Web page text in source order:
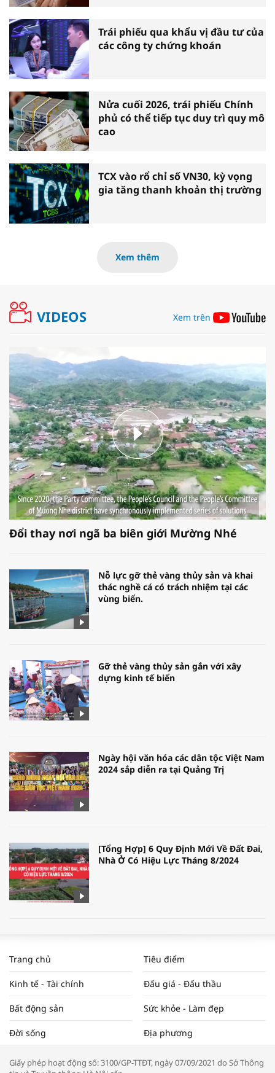
Trái phiếu qua khẩu vị đầu tư của
các công ty chứng khoán
Nửa cuối 2026, trái phiếu Chính
phủ có thể tiếp tục duy trì quy mô
cao
TCX vào rổ chỉ số VN30, kỳ vọng
gia tăng thanh khoản thị trường
Xem thêm
VIDEOS Xem trên
Đổi thay nơi ngã ba biên giới Mường Nhé
Nỗ lực gỡ thẻ vàng thủy sản và khai
thác nghề cá có trách nhiệm tại các
vùng biển.
Gỡ thẻ vàng thủy sản gắn với xây
dựng kinh tế biển
Ngày hội văn hóa các dân tộc Việt Nam
2024 sắp diễn ra tại Quảng Trị
[Tổng Hợp] 6 Quy Định Mới Về Đất Đai,
Nhà Ở Có Hiệu Lực Tháng 8/2024
NAM NĂM 2024 VÀ NĂM 2025 | NHỊP
ĐẬP THỊ TRƯỜNG #62
Tọa đàm “Xúc tiến thương mại: Khơi
Trang chủ Tiêu điểm
Kinh tế - Tài chính Đấu giá - Đấu thầu
Bất động sản Sức khỏe - Làm đẹp
Đời sống Địa phương
Giấy phép hoạt động số: 3100/GP-TTĐT, ngày 07/09/2021 do Sở Thông